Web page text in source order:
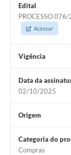
Edital
PROCESSO
Acessar
Vigência
Data da
02/10/2025
Origem
Categoria do
Compras